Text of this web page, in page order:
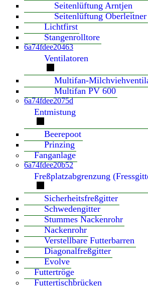
Seitenlüftung Arntjen
Seitenlüftung Oberleitner
Lichtfirst
Stangenrolltore
6a74fdee20463
Ventilatoren
Multifan-
Multifan PV 600
6a74fdee2075d
Entmistung
Beerepoot
Prinzing
Fanganlage
6a74fdee20b52
Freßplatzabgrenzung
Sicherheitsfreßgitter
Schwedengitter
Stummes Nackenrohr
Nackenrohr
Verstellbare Futterbarren
Diagonalfreßgitter
Evolve
Futtertröge
Futtertischbrücken